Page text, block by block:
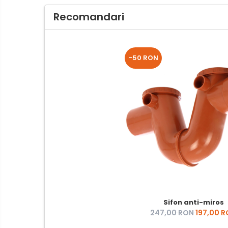
Recomandari
-50 RON
Sifon anti-miros
247,00 RON197,00